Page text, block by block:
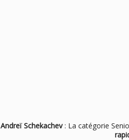
Andreï Schekachev: La catégorie